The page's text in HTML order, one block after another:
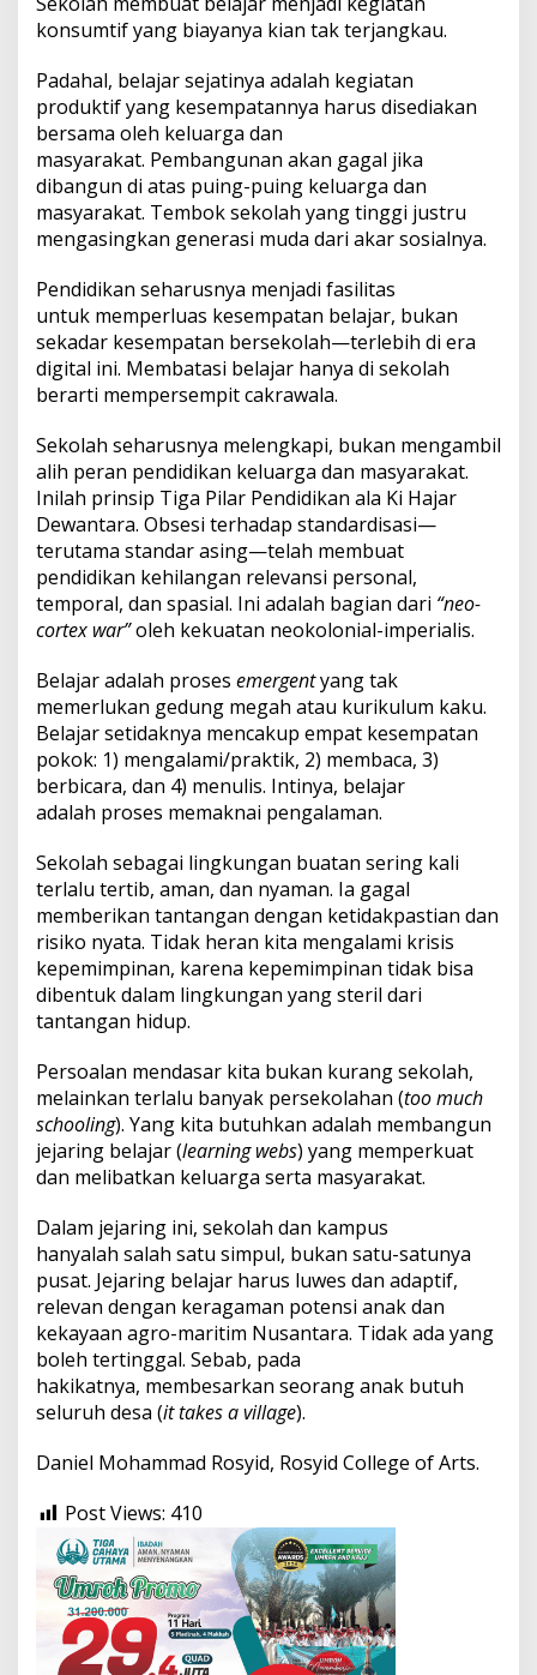
konsumtif yang biayanya kian tak terjangkau.
Padahal, belajar sejatinya adalah kegiatan
produktif yang kesempatannya harus disediakan
bersama oleh keluarga dan
masyarakat. Pembangunan akan gagal jika
dibangun di atas puing-puing keluarga dan
masyarakat. Tembok sekolah yang tinggi justru
mengasingkan generasi muda dari akar sosialnya.
Pendidikan seharusnya menjadi fasilitas
untuk memperluas kesempatan belajar, bukan
sekadar kesempatan bersekolah—terlebih di era
digital ini. Membatasi belajar hanya di sekolah
berarti mempersempit cakrawala.
Sekolah seharusnya melengkapi, bukan mengambil
alih peran pendidikan keluarga dan masyarakat.
Inilah prinsip Tiga Pilar Pendidikan ala Ki Hajar
Dewantara. Obsesi terhadap standardisasi—
terutama standar asing—telah membuat
pendidikan kehilangan relevansi personal,
temporal, dan spasial. Ini adalah bagian dari “neo-
cortex war”oleh kekuatan neokolonial-imperialis.
Belajar adalah proses emergentyang tak
memerlukan gedung megah atau kurikulum kaku.
Belajar setidaknya mencakup empat kesempatan
pokok: 1) mengalami/praktik, 2) membaca, 3)
berbicara, dan 4) menulis. Intinya, belajar
adalah proses memaknai pengalaman.
Sekolah sebagai lingkungan buatan sering kali
terlalu tertib, aman, dan nyaman. Ia gagal
memberikan tantangan dengan ketidakpastian dan
risiko nyata. Tidak heran kita mengalami krisis
kepemimpinan, karena kepemimpinan tidak bisa
dibentuk dalam lingkungan yang steril dari
tantangan hidup.
Persoalan mendasar kita bukan kurang sekolah,
melainkan terlalu banyak persekolahan (too much
schooling). Yang kita butuhkan adalah membangun
jejaring belajar (learning webs) yang memperkuat
dan melibatkan keluarga serta masyarakat.
Dalam jejaring ini, sekolah dan kampus
hanyalah salah satu simpul, bukan satu-satunya
pusat. Jejaring belajar harus luwes dan adaptif,
relevan dengan keragaman potensi anak dan
kekayaan agro-maritim Nusantara. Tidak ada yang
boleh tertinggal. Sebab, pada
hakikatnya, membesarkan seorang anak butuh
seluruh desa (it takes a village).
Daniel Mohammad Rosyid, Rosyid College of Arts.
Post Views: 410